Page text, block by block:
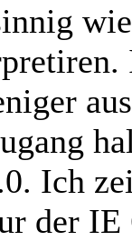
Ich
der IE